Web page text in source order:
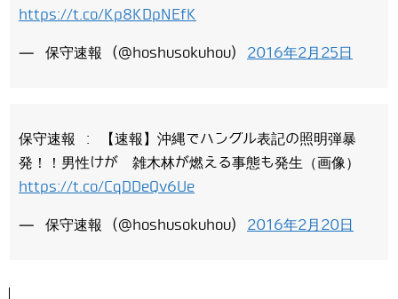
https://t.co/Kp8KDpNEfK
— 保守速報 (@hoshusokuhou) 2016年2月25日
保守速報 : 【速報】沖縄でハングル表記の照明弾暴
発！！男性けが 雑木林が燃える事態も発生（画像）
https://t.co/CqDDeQv6Ue
— 保守速報 (@hoshusokuhou) 2016年2月20日